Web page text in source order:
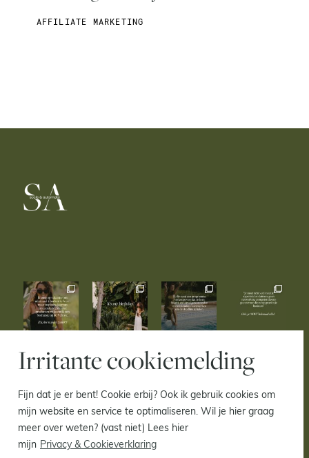
Irritante cookiemelding
Fijn dat je er bent! Cookie erbij? Ook ik gebruik cookies om
mijn website en service te optimaliseren. Wil je hier graag
meer over weten? (vast niet) Lees hier
mijn Privacy & Cookieverklaring
AFFILIATE MARKETING
© 2021– 2026 Inge Dekker |Privacy & Cookie
verklaring